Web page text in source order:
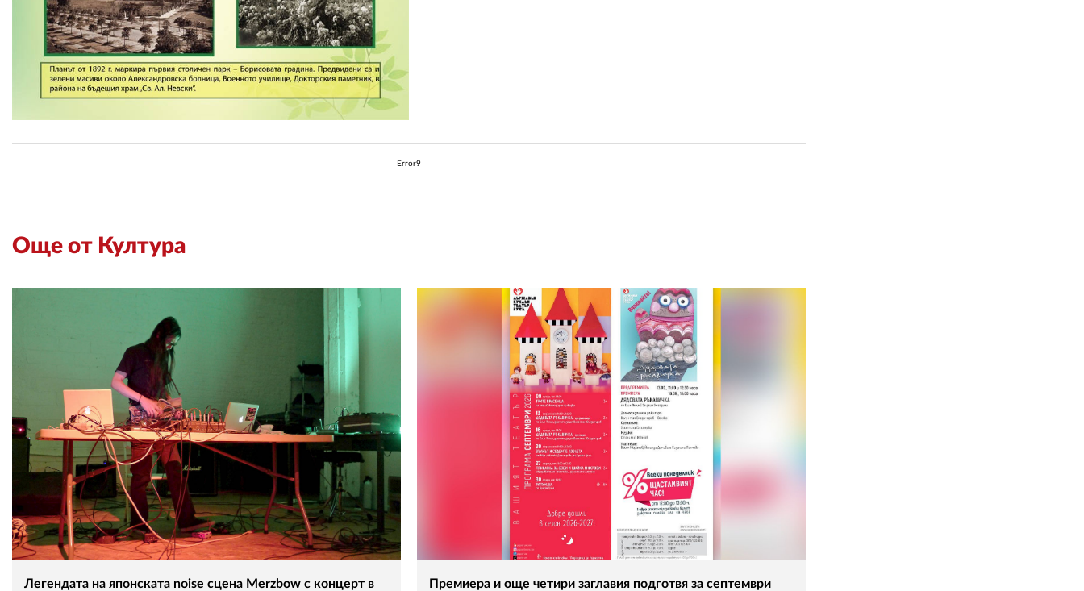
Error9
Още от Култура
Легендата на японската noise сцена Merzbow с концерт в
Премиера и още четири заглавия подготвя за септември